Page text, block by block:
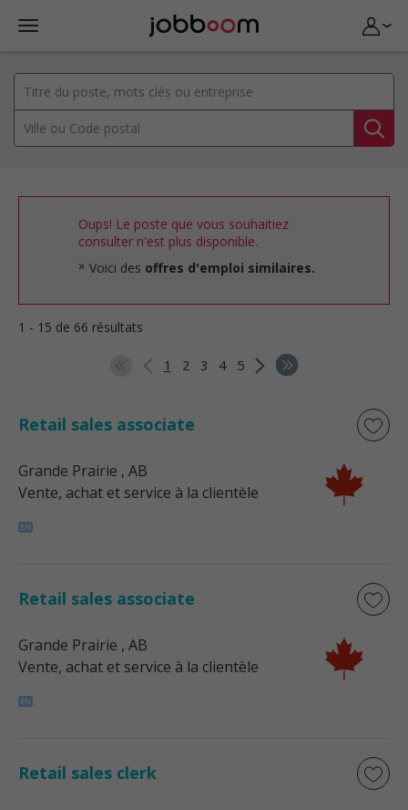
Oups! Le poste que vous souhaitiez
consulter n'est plus disponible.
Voici des offres d'emploi similaires.
1 - 15 de 66 résultats
1 2 3 4 5
Retail sales associate
Grande Prairie , AB
Vente, achat et service à la clientèle
Retail sales associate
Grande Prairie , AB
Vente, achat et service à la clientèle
Retail sales clerk